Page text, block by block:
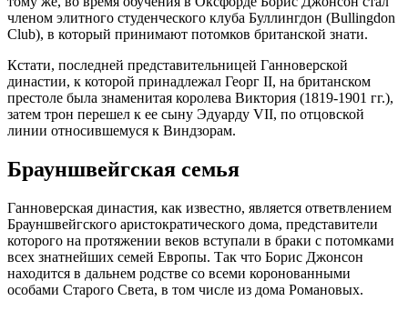
членом элитного студенческого клуба Буллингдон (Bullingdon
Club), в который принимают потомков британской знати.
Кстати, последней представительницей Ганноверской
династии, к которой принадлежал Георг II, на британском
престоле была знаменитая королева Виктория (1819-1901 гг.),
затем трон перешел к ее сыну Эдуарду VII, по отцовской
линии относившемуся к Виндзорам.
Брауншвейгская семья
Ганноверская династия, как известно, является ответвлением
Брауншвейгского аристократического дома, представители
которого на протяжении веков вступали в браки с потомками
всех знатнейших семей Европы. Так что Борис Джонсон
находится в дальнем родстве со всеми коронованными
особами Старого Света, в том числе из дома Романовых.